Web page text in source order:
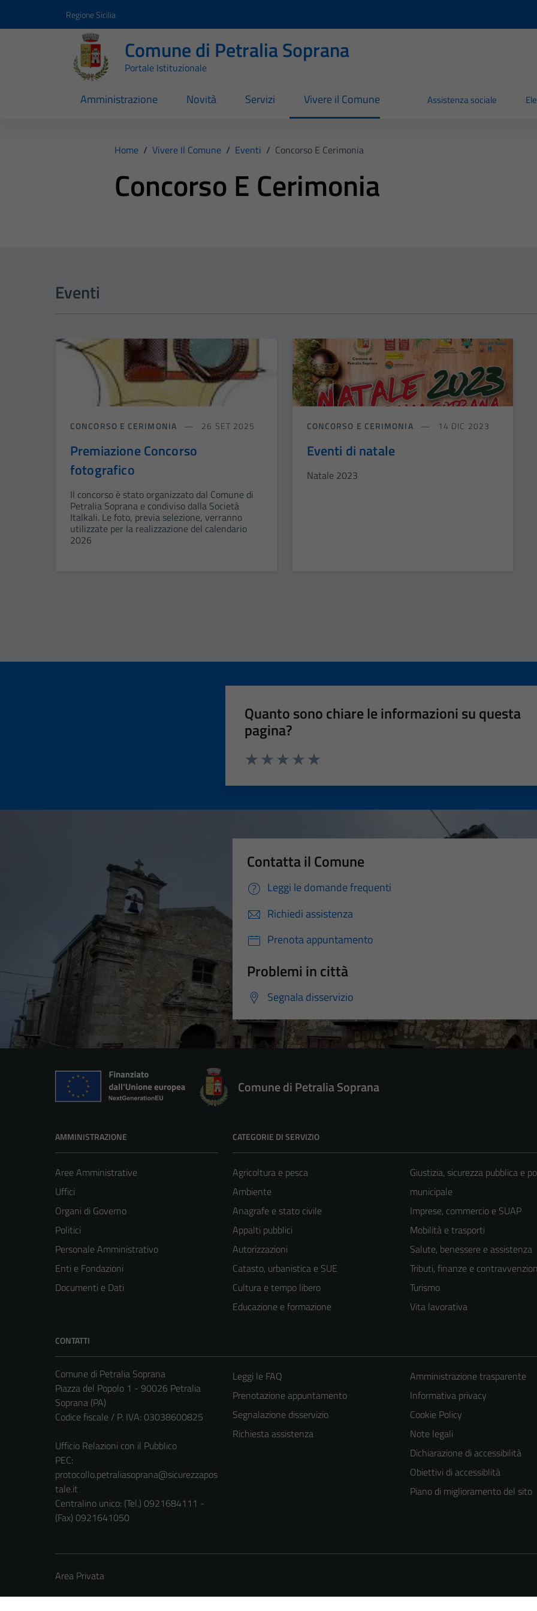
Regione Sicilia
Comune di Petralia Soprana
Portale Istituzionale
Amministrazione Novità Servizi Vivere il Comune Assistenza sociale
Home / Vivere Il Comune / Eventi / Concorso E Cerimonia
Concorso E Cerimonia
Eventi
CONCORSO E CERIMONIA 26 SET 2025
Premiazione Concorso
fotografico
Il concorso è stato organizzato dal Comune di
Petralia Soprana e condiviso dalla Società
Italkali. Le foto, previa selezione, verranno
utilizzate per la realizzazione del calendario
2026
CONCORSO E CERIMONIA 14 DIC 2023
Eventi di natale
Natale 2023
Quanto sono chiare le informazioni su questa
pagina?
Contatta il Comune
Leggi le domande frequenti
Richiedi assistenza
Prenota appuntamento
Problemi in città
Segnala disservizio
Comune di Petralia Soprana
AMMINISTRAZIONE
Aree Amministrative
Uffici
Organi di Governo
Politici
Personale Amministrativo
Enti e Fondazioni
Documenti e Dati
CATEGORIE DI SERVIZIO
Agricoltura e pesca
Ambiente
Anagrafe e stato civile
Appalti pubblici
Autorizzazioni
Catasto, urbanistica e SUE
Cultura e tempo libero
Educazione e formazione
Giustizia, sicurezza pubblica e
municipale
Imprese, commercio e SUAP
Mobilità e trasporti
Salute, benessere e assistenza
Tributi, finanze e
Turismo
Vita lavorativa
CONTATTI
Comune di Petralia Soprana
Piazza del Popolo 1 - 90026 Petralia
Soprana (PA)
Codice fiscale / P. IVA: 03038600825
Ufficio Relazioni con il Pubblico
PEC:
protocollo.petraliasoprana@sicurezzapos
tale.it
Centralino unico: (Tel.) 0921684111 -
(Fax) 0921641050
Leggi le FAQ
Prenotazione appuntamento
Segnalazione disservizio
Richiesta assistenza
Amministrazione trasparente
Informativa privacy
Cookie Policy
Note legali
Dichiarazione di accessibilità
Obiettivi di accessiblità
Piano di miglioramento del sito
Area Privata